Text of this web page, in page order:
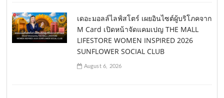
เดอะมอลล์ไลฟ์สโตร์ เผยอินไซต์ผู้บริโภคจาก
M Card เปิดหน้าจัดแคมเปญ THE MALL
LIFESTORE WOMEN INSPIRED 2026
SUNFLOWER SOCIAL CLUB
August 6, 2026